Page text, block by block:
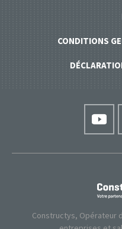
CONDITIONS
Constructys, Opérateur